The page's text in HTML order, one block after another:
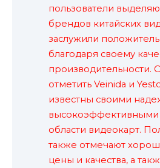
пользователи
брендов китайских
заслужили
благодаря своему
производительности.
отметить Veinida и
известны своими
области видеокарт.
также отмечают
цены и качества, а